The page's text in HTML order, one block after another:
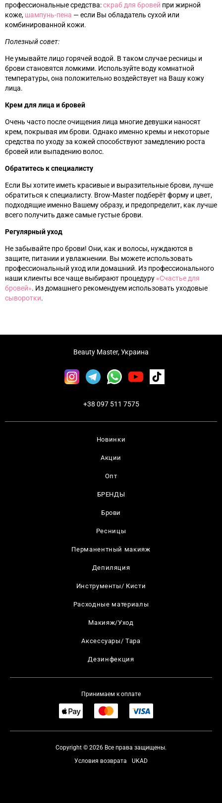
профессиональные средства:скраб для бровей при жирной
коже, шампунь-пена —если Вы обладатель сухой или
комбинированной кожи.
Полезный совет:
Не умывайте лицо горячей водой. В таком случае ресницы и
брови становятся ломкими. Используйте воду комнатной
температуры, она положительно воздействует на Вашу кожу
лица.
Крем для лица и бровей
Очень часто после очищения лица многие девушки наносят
крем, покрывая им брови. Однако именно кремы и некоторые
средства по уходу за кожей способствуют замедлению роста
бровей или выпадению волос.
Обратитесь к специалисту
Если Вы хотите иметь красивые и выразительные брови, лучше
обратиться к специалисту. Brow-Master подберёт форму и цвет,
подходящие именно Вашему образу, и предопределит, как лучше
всего получить даже самые густые брови.
Регулярный уход
Не забывайте про брови! Они, как и волосы, нуждаются в
защите, питании и увлажнении. Вы можете использовать
профессиональный уход или домашний. Из профессионального
наши клиенты все чаще выбирают процедуру«‎Счастье для
бровей»‎. Из домашнего рекомендуем использовать уходовые
сыворотки.
Новинки
Акции
Опт
БРЕНДЫ
Брови
Ресницы
Перманентный макияж
Депиляция
Инструменты/ Кисти
Расходные материалы
Макияж/Уход
Аксессуары/ Тара
Дезинфекция
Beauty Master, Украина
+38 097 511 7575
Принимаем к оплате
Copyright © 2026 Все права защищены.
UKAD
Условия возврата